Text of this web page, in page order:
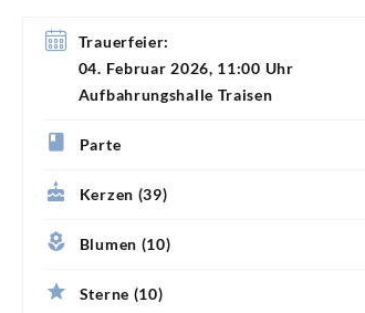
Trauerfeier:
04. Februar 2026, 11:00 Uhr
Aufbahrungshalle Traisen
Parte
Kerzen (39)
Blumen (10)
Sterne (10)